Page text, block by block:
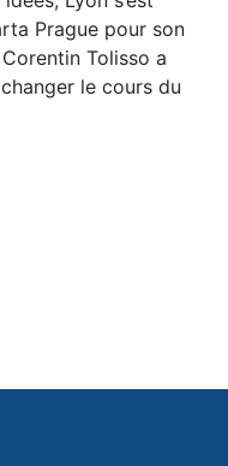
Prague pour son
Tolisso a
le cours du